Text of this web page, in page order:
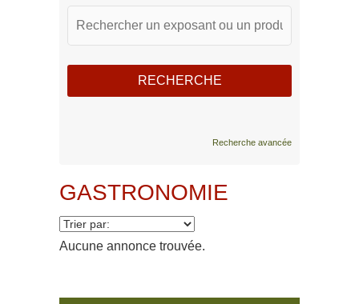
Recherche avancée
GASTRONOMIE
Aucune annonce trouvée.